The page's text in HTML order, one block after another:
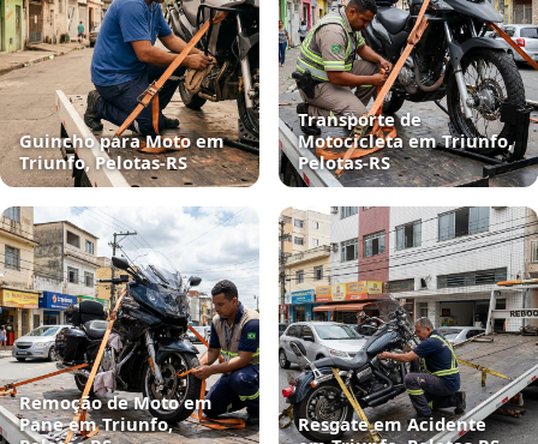
Guincho para Moto em
Triunfo, Pelotas‑RS
Transporte de
Motocicleta em Triunfo,
Pelotas‑RS
Remoção de Moto em
Pane em Triunfo,
Resgate em Acidente